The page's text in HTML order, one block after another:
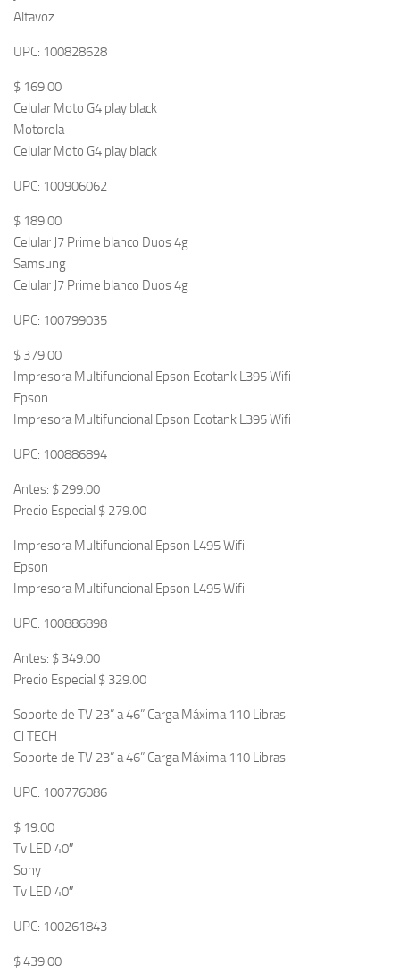
Altavoz
UPC: 100828628
$ 169.00
Celular Moto G4 play black
Motorola
Celular Moto G4 play black
UPC: 100906062
$ 189.00
Celular J7 Prime blanco Duos 4g
Samsung
Celular J7 Prime blanco Duos 4g
UPC: 100799035
$ 379.00
Impresora Multifuncional Epson Ecotank L395 Wifi
Epson
Impresora Multifuncional Epson Ecotank L395 Wifi
UPC: 100886894
Antes: $ 299.00
Precio Especial $ 279.00
Impresora Multifuncional Epson L495 Wifi
Epson
Impresora Multifuncional Epson L495 Wifi
UPC: 100886898
Antes: $ 349.00
Precio Especial $ 329.00
Soporte de TV 23” a 46” Carga Máxima 110 Libras
CJ TECH
Soporte de TV 23” a 46” Carga Máxima 110 Libras
UPC: 100776086
$ 19.00
Tv LED 40″
Sony
Tv LED 40″
UPC: 100261843
$ 439.00